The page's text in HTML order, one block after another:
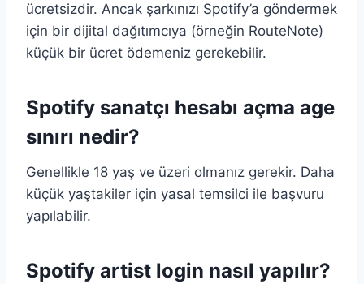
ücretsizdir. Ancak şarkınızı Spotify’a göndermek
için bir dijital dağıtımcıya (örneğin RouteNote)
küçük bir ücret ödemeniz gerekebilir.
Spotify sanatçı hesabı açma age
sınırı nedir?
Genellikle 18 yaş ve üzeri olmanız gerekir. Daha
küçük yaştakiler için yasal temsilci ile başvuru
yapılabilir.
Spotify artist login nasıl yapılır?